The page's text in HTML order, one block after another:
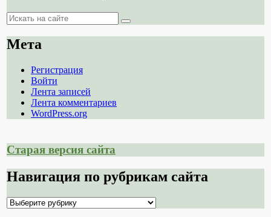
Поиск
Поиск
Мета
Регистрация
Войти
Лента записей
Лента комментариев
WordPress.org
Старая версия сайта
Навигация по рубрикам сайта
Навигация